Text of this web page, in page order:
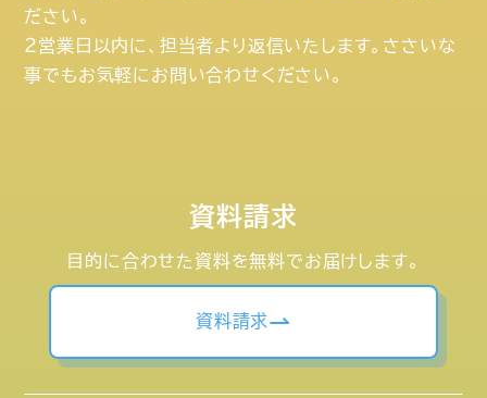
ださい。
２営業日以内に、担当者より返信いたします。ささいな
事でもお気軽にお問い合わせください。
資料請求
目的に合わせた資料を無料でお届けします。
資料請求